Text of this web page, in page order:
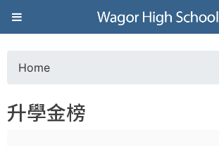
Jump to navigation
葳
格
高
o
Home
升學金榜